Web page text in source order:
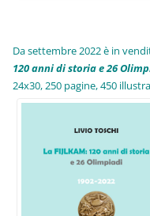
Da settembre 2022 è in
120 anni di storia e 26
24x30, 250 pagine, 450